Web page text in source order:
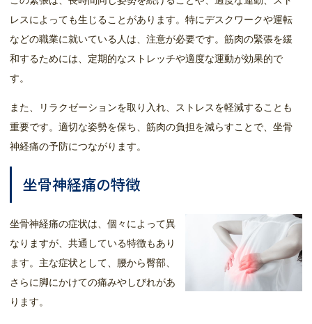
レスによっても生じることがあります。特にデスクワークや運転
などの職業に就いている人は、注意が必要です。筋肉の緊張を緩
和するためには、定期的なストレッチや適度な運動が効果的で
す。
また、リラクゼーションを取り入れ、ストレスを軽減することも
重要です。適切な姿勢を保ち、筋肉の負担を減らすことで、坐骨
神経痛の予防につながります。
坐骨神経痛の特徴
坐骨神経痛の症状は、個々によって異
なりますが、共通している特徴もあり
ます。主な症状として、腰から臀部、
さらに脚にかけての痛みやしびれがあ
ります。